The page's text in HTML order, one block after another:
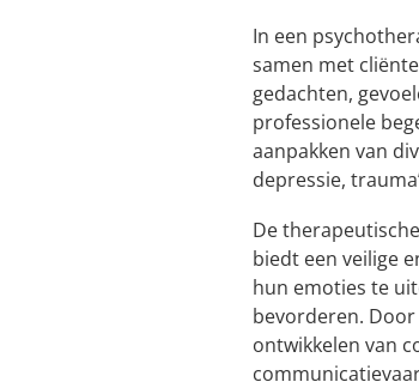
In een
samen met
gedachten,
professionele
aanpakken van
depressie,
De
biedt een veilige
hun emoties te
bevorderen.
ontwikkelen van